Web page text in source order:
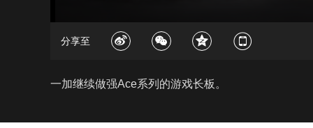
分享至
一加继续做强Ace系列的游戏长板。